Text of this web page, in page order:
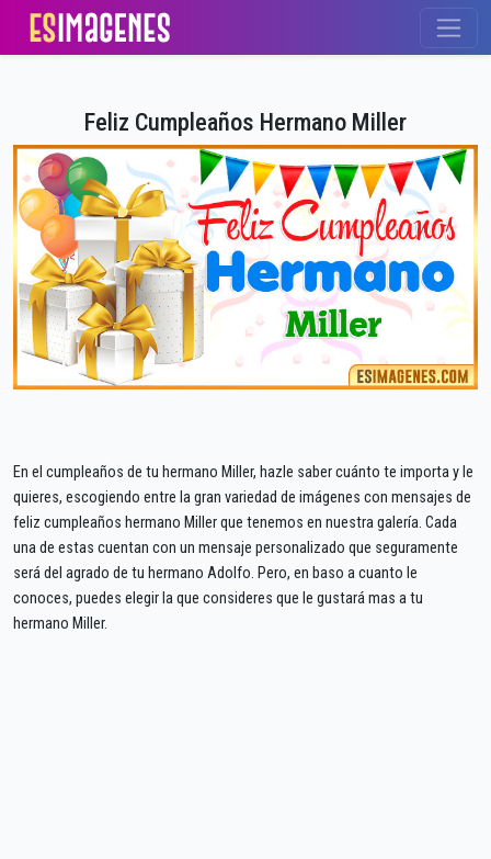
Feliz Cumpleaños Hermano Miller
En el cumpleaños de tu hermano Miller, hazle saber cuánto te importa y le
quieres, escogiendo entre la gran variedad de imágenes con mensajes de
feliz cumpleaños hermano Miller que tenemos en nuestra galería. Cada
una de estas cuentan con un mensaje personalizado que seguramente
será del agrado de tu hermano Adolfo. Pero, en baso a cuanto le
conoces, puedes elegir la que consideres que le gustará mas a tu
hermano Miller.